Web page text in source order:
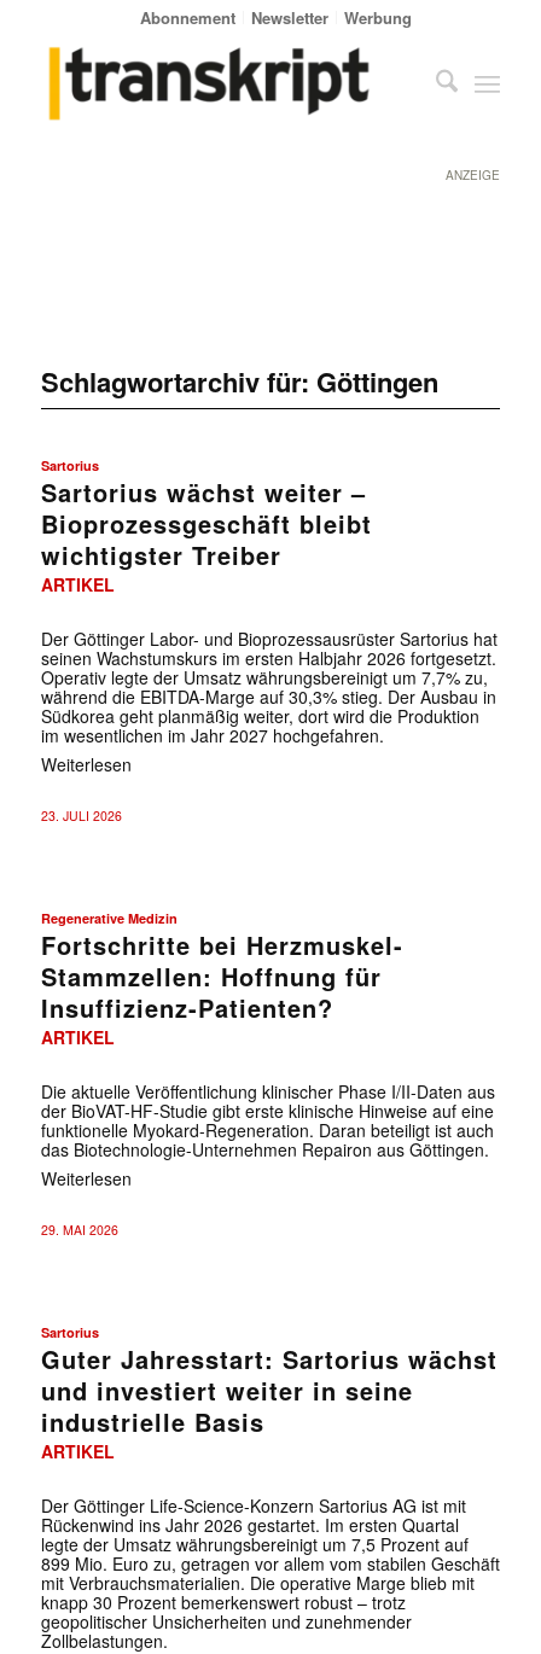
Abonnement Newsletter Werbung
ANZEIGE
Schlagwortarchiv für: Göttingen
Sartorius
Sartorius wächst weiter –
Bioprozessgeschäft bleibt
wichtigster Treiber
ARTIKEL
Der Göttinger Labor- und Bioprozessausrüster Sartorius hat
seinen Wachstumskurs im ersten Halbjahr 2026 fortgesetzt.
Operativ legte der Umsatz währungsbereinigt um 7,7% zu,
während die EBITDA-Marge auf 30,3% stieg. Der Ausbau in
Südkorea geht planmäßig weiter, dort wird die Produktion
im wesentlichen im Jahr 2027 hochgefahren.
Weiterlesen
23. JULI 2026
Regenerative Medizin
Fortschritte bei Herzmuskel-
Stammzellen: Hoffnung für
Insuffizienz-Patienten?
ARTIKEL
Die aktuelle Veröffentlichung klinischer Phase I/II-Daten aus
der BioVAT-HF-Studie gibt erste klinische Hinweise auf eine
funktionelle Myokard-Regeneration. Daran beteiligt ist auch
das Biotechnologie-Unternehmen Repairon aus Göttingen.
Weiterlesen
29. MAI 2026
Sartorius
Guter Jahresstart: Sartorius wächst
und investiert weiter in seine
industrielle Basis
ARTIKEL
Der Göttinger Life-Science-Konzern Sartorius AG ist mit
Rückenwind ins Jahr 2026 gestartet. Im ersten Quartal
legte der Umsatz währungsbereinigt um 7,5 Prozent auf
899 Mio. Euro zu, getragen vor allem vom stabilen Geschäft
mit Verbrauchsmaterialien. Die operative Marge blieb mit
knapp 30 Prozent bemerkenswert robust – trotz
geopolitischer Unsicherheiten und zunehmender
Zollbelastungen.